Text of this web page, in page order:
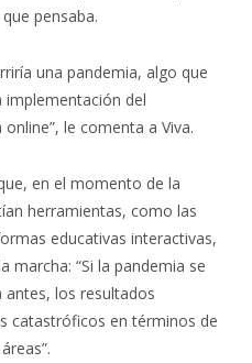
pensaba.
una pandemia, algo que
del
le comenta a Viva.
en el momento de la
herramientas, como las
educativas interactivas,
“Si la pandemia se
antes, los resultados
catastróficos en términos de